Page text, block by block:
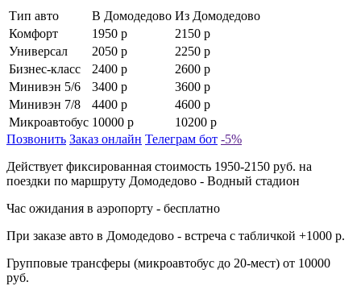
Тип авто В Домодедово Из Домодедово
Комфорт
1950 р
2150 р
Универсал
2050 р
2250 р
Бизнес-класс
2400 р
2600 р
Минивэн 5/6
3400 р
3600 р
Минивэн 7/8
4400 р
4600 р
Микроавтобус 10000 р
10200 р
Позвонить Заказ онлайн Телеграм бот -5%
Действует фиксированная стоимость 1950-2150 руб. на
поездки по маршруту Домодедово - Водный стадион
Час ожидания в аэропорту - бесплатно
При заказе авто в Домодедово - встреча с табличкой +1000 р.
Групповые трансферы (микроавтобус до 20-мест) от 10000
руб.